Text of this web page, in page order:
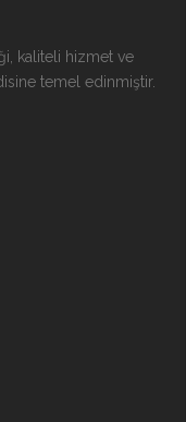
kaliteli hizmet ve
temel edinmiştir.